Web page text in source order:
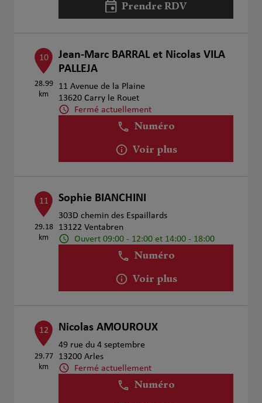
Prendre RDV
10
28.99
km
Jean-Marc BARRAL et Nicolas VILA
PALLEJA
11 Avenue de la Plaine
13620 Carry le Rouet
Fermé actuellement
Numéro
Voir plus
11
29.18
km
Sophie BIANCHINI
303D chemin des Espaillards
13122 Ventabren
Ouvert 09:00 - 12:00 et 14:00 - 18:00
Numéro
Voir plus
12
29.77
km
Nicolas AMOUROUX
49 rue du 4 septembre
13200 Arles
Fermé actuellement
Numéro